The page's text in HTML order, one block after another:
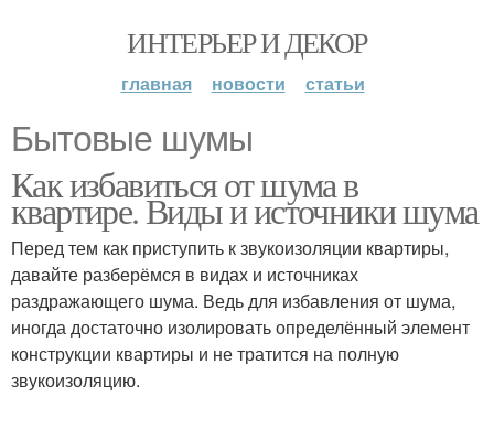
ИНТЕРЬЕР И ДЕКОР
главная новости статьи
Бытовые шумы
Как избавиться от шума в
квартире. Виды и источники шума
Перед тем как приступить к звукоизоляции квартиры,
давайте разберёмся в видах и источниках
раздражающего шума. Ведь для избавления от шума,
иногда достаточно изолировать определённый элемент
конструкции квартиры и не тратится на полную
звукоизоляцию.